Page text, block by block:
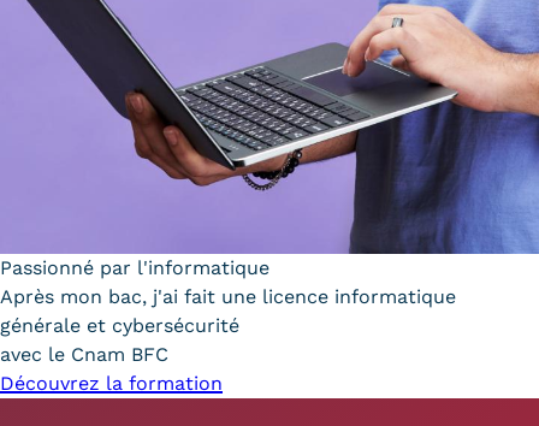
Passionné par l'informatique
Après mon bac, j'ai fait une licence informatique
générale et cybersécurité
avec le Cnam BFC
Découvrez la formation